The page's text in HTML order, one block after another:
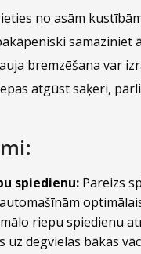
no asām
samaziniet
bremzēšana var
atgūst saķeri,
spiedienu: Pareizs
riepu spiedienu
uz degvielas bākas